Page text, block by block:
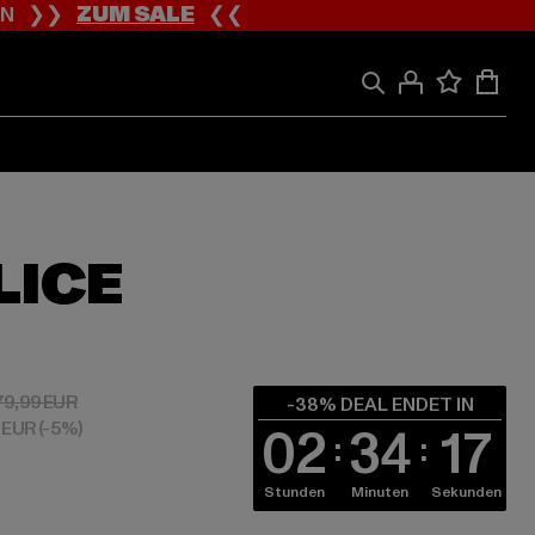
❯❯ZUM SALE❮❮
EUR
EURAktionspreis: 79,99 EUR
(-5%)
-38% DEAL ENDET IN
02
Stunden 34
Minuten 16
Sekunden